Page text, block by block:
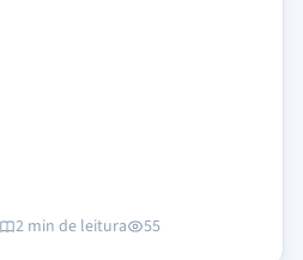
2 min de leitura 55